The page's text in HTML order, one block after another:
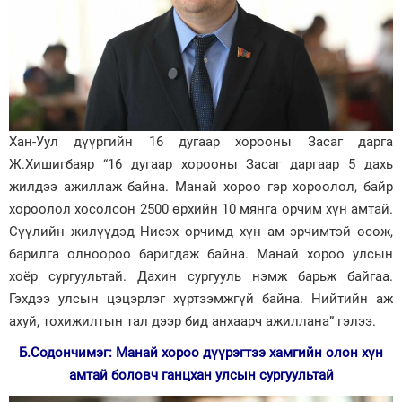
Хан-Уул дүүргийн 16 дугаар хорооны Засаг дарга
Ж.Хишигбаяр “16 дугаар хорооны Засаг даргаар 5 дахь
жилдээ ажиллаж байна. Манай хороо гэр хороолол, байр
хороолол хосолсон 2500 өрхийн 10 мянга орчим хүн амтай.
Сүүлийн жилүүдэд Нисэх орчимд хүн ам эрчимтэй өсөж,
барилга олноороо баригдаж байна. Манай хороо улсын
хоёр сургуультай. Дахин сургууль нэмж барьж байгаа.
Гэхдээ улсын цэцэрлэг хүртээмжгүй байна. Нийтийн аж
ахуй, тохижилтын тал дээр бид анхаарч ажиллана” гэлээ.
Б.Содончимэг: Манай хороо дүүрэгтээ хамгийн олон хүн
амтай боловч ганцхан улсын сургуультай